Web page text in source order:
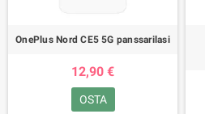
OnePlus Nord CE5 5G panssarilasi
12,90 €
OSTA